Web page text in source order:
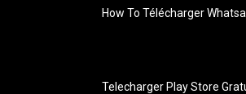
How To Télécharger
Telecharger Play Store